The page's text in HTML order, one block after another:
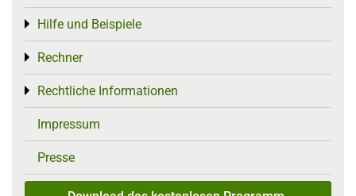
Hilfe und Beispiele
Toggle menu
Rechner
Toggle menu
Rechtliche Informationen
Toggle menu
Impressum
Presse